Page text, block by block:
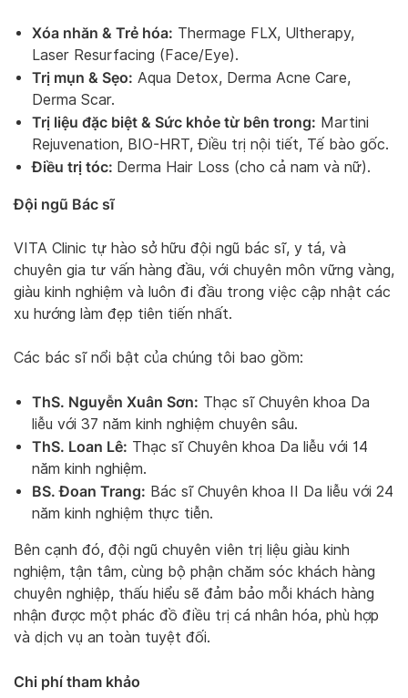
Xóa nhăn & Trẻ hóa: Thermage FLX, Ultherapy,
Laser Resurfacing (Face/Eye).
Trị mụn & Sẹo: Aqua Detox, Derma Acne Care,
Derma Scar.
Trị liệu đặc biệt & Sức khỏe từ bên trong: Martini
Rejuvenation, BIO-HRT, Điều trị nội tiết, Tế bào gốc.
Điều trị tóc: Derma Hair Loss (cho cả nam và nữ).
Đội ngũ Bác sĩ
VITA Clinic tự hào sở hữu đội ngũ bác sĩ, y tá, và
chuyên gia tư vấn hàng đầu, với chuyên môn vững vàng,
giàu kinh nghiệm và luôn đi đầu trong việc cập nhật các
xu hướng làm đẹp tiên tiến nhất.
Các bác sĩ nổi bật của chúng tôi bao gồm:
ThS. Nguyễn Xuân Sơn: Thạc sĩ Chuyên khoa Da
liễu với 37 năm kinh nghiệm chuyên sâu.
ThS. Loan Lê: Thạc sĩ Chuyên khoa Da liễu với 14
năm kinh nghiệm.
BS. Đoan Trang: Bác sĩ Chuyên khoa II Da liễu với 24
năm kinh nghiệm thực tiễn.
Bên cạnh đó, đội ngũ chuyên viên trị liệu giàu kinh
nghiệm, tận tâm, cùng bộ phận chăm sóc khách hàng
chuyên nghiệp, thấu hiểu sẽ đảm bảo mỗi khách hàng
nhận được một phác đồ điều trị cá nhân hóa, phù hợp
và dịch vụ an toàn tuyệt đối.
Chi phí tham khảo